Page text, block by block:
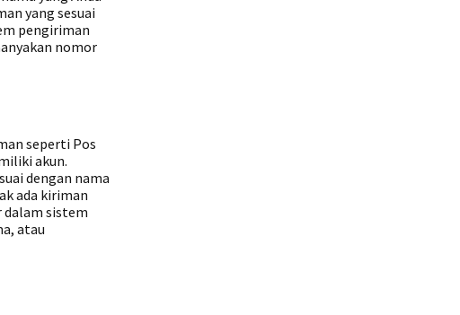
yang sesuai
pengiriman
nomor
seperti Pos
akun.
dengan nama
ada kiriman
dalam sistem
atau